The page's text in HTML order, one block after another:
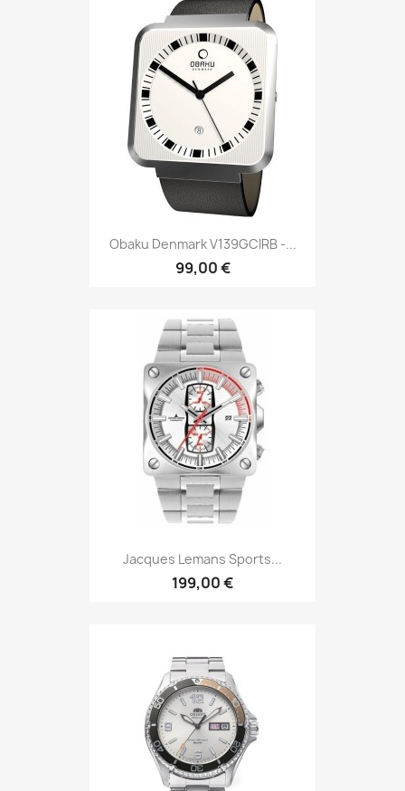
Obaku Denmark V139GCIRB -...
99,00 €
Jacques Lemans Sports...
199,00 €